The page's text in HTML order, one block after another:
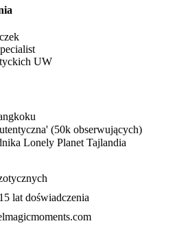
UW
(50k obserwujących)
Lonely Planet Tajlandia
15 lat doświadczenia